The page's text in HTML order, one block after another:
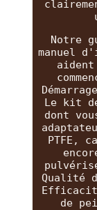
Notre
manuel
aident
Le kit
dont
PTFE,
Qualité
de